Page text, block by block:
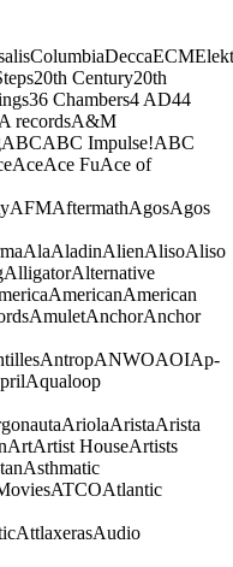
ColumbiaDeccaECM
20th Century20th
36 Chambers4 AD44
A recordsA&M
ABCABC Impulse!ABC
AceAce FuAce of
AFMAftermathAgosAgos
AlaAladinAlienAlisoAliso
AlligatorAlternative
AmericanAmerican
AmuletAnchorAnchor
AntropANWOAOIAp-
Aqualoop
AriolaAristaArista
ArtArtist HouseArtists
Asthmatic
ATCOAtlantic
AttlaxerasAudio